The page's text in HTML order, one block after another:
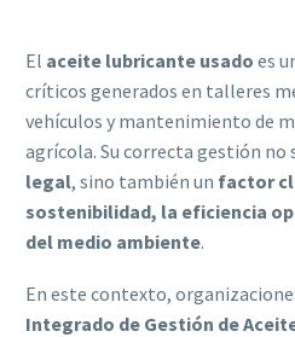
El aceite lubricante usado es
críticos generados en talleres
vehículos y mantenimiento de
agrícola. Su correcta gestión no
legal, sino también un factor
sostenibilidad, la eficiencia
del medio ambiente.
En este contexto,
Integrado de Gestión de